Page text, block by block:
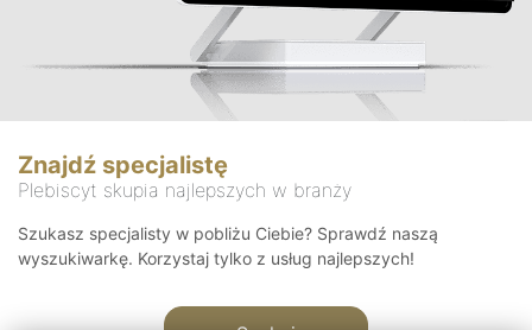
Znajdź specjalistę
Plebiscyt skupia najlepszych w branży
Szukasz specjalisty w pobliżu Ciebie? Sprawdź naszą
wyszukiwarkę. Korzystaj tylko z usług najlepszych!